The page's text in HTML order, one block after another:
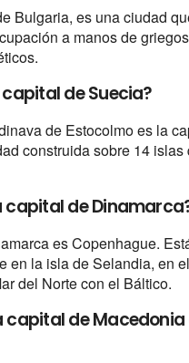
Bulgaria, es una ciudad
a manos de
capital de Suecia?
de Estocolmo es la
construida sobre 14 islas
capital de
es Copenhague.
en la isla de Selandia, en
del Norte con el Báltico.
capital de Macedonia